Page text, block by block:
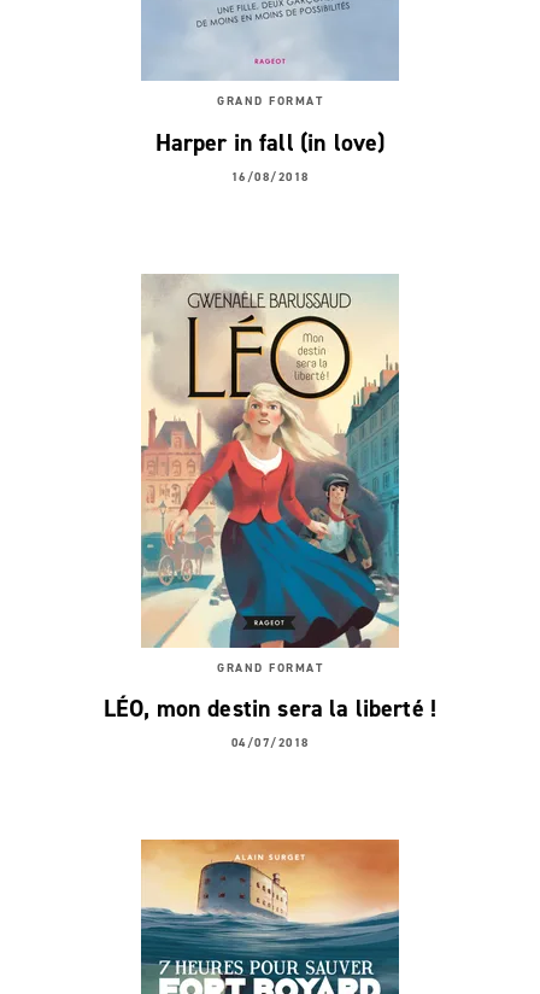
GRAND FORMAT
Harper in fall (in love)
16/08/2018
GRAND FORMAT
LÉO, mon destin sera la liberté !
04/07/2018